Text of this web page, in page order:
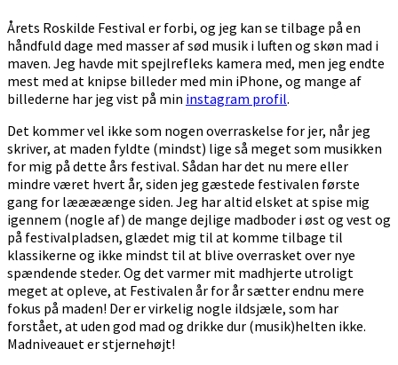
Årets Roskilde Festival er forbi, og jeg kan se tilbage på en
håndfuld dage med masser af sød musik i luften og skøn mad i
maven. Jeg havde mit spejlrefleks kamera med, men jeg endte
mest med at knipse billeder med min iPhone, og mange af
billederne har jeg vist på min instagram profil.
Det kommer vel ikke som nogen overraskelse for jer, når jeg
skriver, at maden fyldte (mindst) lige så meget som musikken
for mig på dette års festival. Sådan har det nu mere eller
mindre været hvert år, siden jeg gæstede festivalen første
gang for læææænge siden. Jeg har altid elsket at spise mig
igennem (nogle af) de mange dejlige madboder i øst og vest og
på festivalpladsen, glædet mig til at komme tilbage til
klassikerne og ikke mindst til at blive overrasket over nye
spændende steder. Og det varmer mit madhjerte utroligt
meget at opleve, at Festivalen år for år sætter endnu mere
fokus på maden! Der er virkelig nogle ildsjæle, som har
forstået, at uden god mad og drikke dur (musik)helten ikke.
Madniveauet er stjernehøjt!